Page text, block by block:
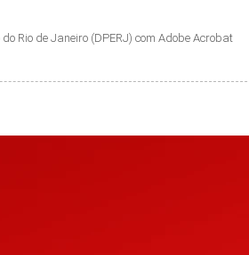
Rio de Janeiro (DPERJ) com Adobe Acrobat